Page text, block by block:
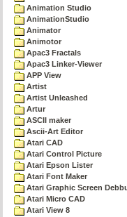
Animation Studio
AnimationStudio
Animator
Animotor
Apac3 Fractals
Apac3 Linker-Viewer
APP View
Artist
Artist Unleashed
Artur
ASCII maker
Ascii-Art Editor
Atari CAD
Atari Control Picture
Atari Epson Lister
Atari Font Maker
Atari Graphic Screen
Atari Micro CAD
Atari View 8